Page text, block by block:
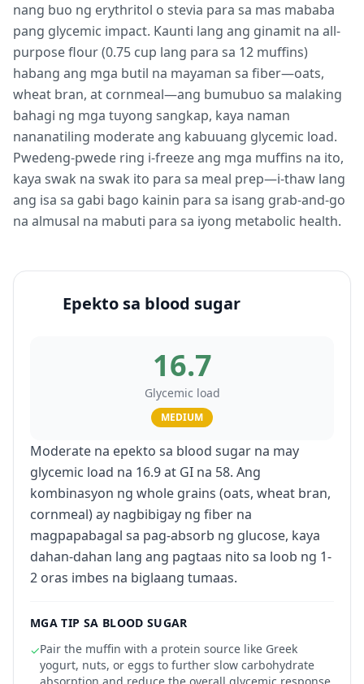
nang buo ng erythritol o stevia para sa mas mababa
pang glycemic impact. Kaunti lang ang ginamit na all-
purpose flour (0.75 cup lang para sa 12 muffins)
habang ang mga butil na mayaman sa fiber—oats,
wheat bran, at cornmeal—ang bumubuo sa malaking
bahagi ng mga tuyong sangkap, kaya naman
nananatiling moderate ang kabuuang glycemic load.
Pwedeng-pwede ring i-freeze ang mga muffins na ito,
kaya swak na swak ito para sa meal prep—i-thaw lang
ang isa sa gabi bago kainin para sa isang grab-and-go
na almusal na mabuti para sa iyong metabolic health.
Epekto sa blood sugar
16.7
Glycemic load
MEDIUM
Moderate na epekto sa blood sugar na may
glycemic load na 16.9 at GI na 58. Ang
kombinasyon ng whole grains (oats, wheat bran,
cornmeal) ay nagbibigay ng fiber na
magpapabagal sa pag-absorb ng glucose, kaya
dahan-dahan lang ang pagtaas nito sa loob ng 1-
2 oras imbes na biglaang tumaas.
MGA TIP SA BLOOD SUGAR
✓Pair the muffin with a protein source like Greek
yogurt, nuts, or eggs to further slow carbohydrate